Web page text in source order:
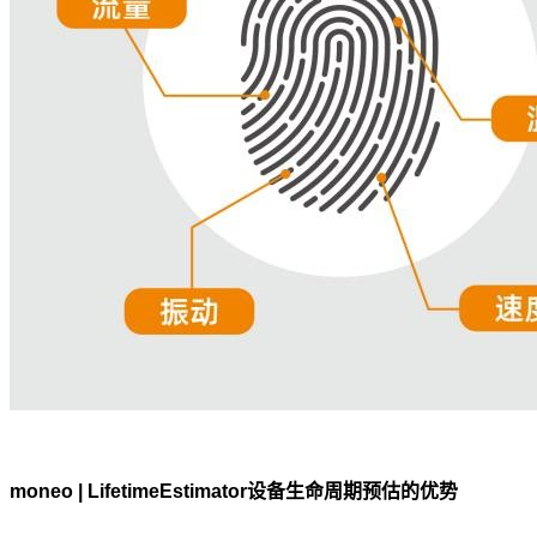
moneo | LifetimeEstimator设备生命周期预估的优势